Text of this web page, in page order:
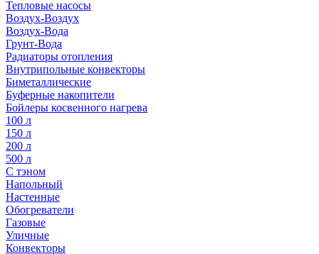
Тепловые насосы
Воздух-Воздух
Воздух-Вода
Грунт-Вода
Радиаторы отопления
Внутрипольные конвекторы
Биметаллические
Буферные накопители
Бойлеры косвенного нагрева
100 л
150 л
200 л
500 л
С тэном
Напольный
Настенные
Обогреватели
Газовые
Уличные
Конвекторы